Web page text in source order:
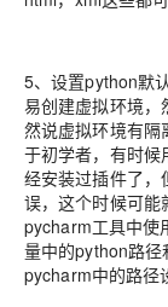
5、设置python默
易创建虚拟环境，
然说虚拟环境有隔
于初学者，有时候
经安装过插件了，
误，这个时候可能
pycharm工具中使
量中的python路径
pycharm中的路径